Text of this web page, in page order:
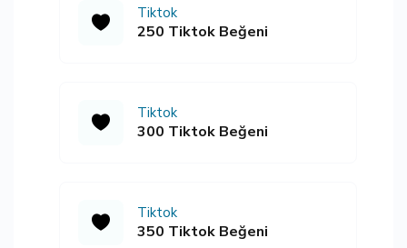
Tiktok
250 Tiktok Beğeni
Tiktok
300 Tiktok Beğeni
Tiktok
350 Tiktok Beğeni